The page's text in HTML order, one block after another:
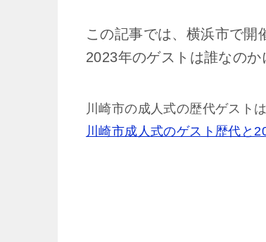
この記事では、横浜市で開
2023年のゲストは誰なの
川崎市の成人式の歴代ゲスト
川崎市成人式のゲスト歴代と